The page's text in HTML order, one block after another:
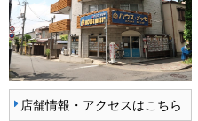
店舗情報・アクセスはこちら